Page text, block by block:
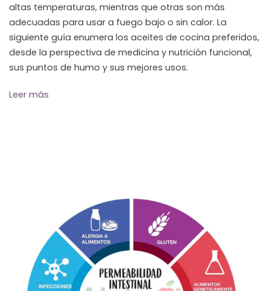
altas temperaturas, mientras que otras son más
adecuadas para usar a fuego bajo o sin calor. La
siguiente guía enumera los aceites de cocina preferidos,
desde la perspectiva de medicina y nutrición funcional,
sus puntos de humo y sus mejores usos.
Leer más